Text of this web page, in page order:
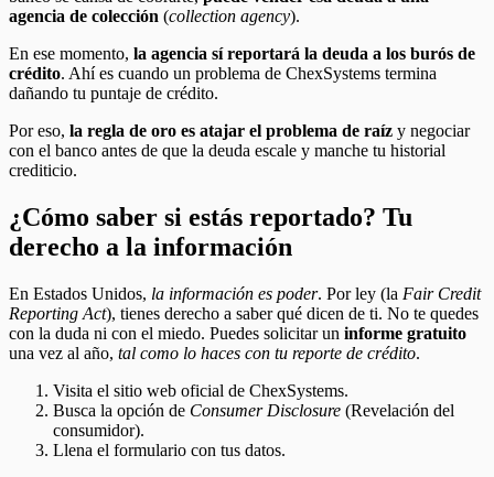
agencia de colección (collection agency).
En ese momento, la agencia sí reportará la deuda a los burós de
crédito. Ahí es cuando un problema de ChexSystems termina
dañando tu puntaje de crédito.
Por eso, la regla de oro es atajar el problema de raíz y negociar
con el banco antes de que la deuda escale y manche tu historial
crediticio.
¿Cómo saber si estás reportado? Tu
derecho a la información
En Estados Unidos, la información es poder. Por ley (la Fair Credit
Reporting Act), tienes derecho a saber qué dicen de ti. No te quedes
con la duda ni con el miedo. Puedes solicitar un informe gratuito
una vez al año, tal como lo haces con tu reporte de crédito.
Visita el sitio web oficial de ChexSystems.
Busca la opción de Consumer Disclosure (Revelación del
consumidor).
Llena el formulario con tus datos.